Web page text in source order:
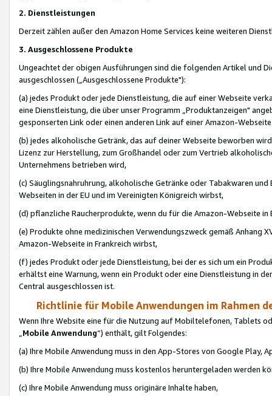
2. Dienstleistungen
Derzeit zählen außer den Amazon Home Services keine weiteren
3. Ausgeschlossene Produkte
Ungeachtet der obigen Ausführungen sind die folgenden Artikel und
ausgeschlossen („Ausgeschlossene Produkte"):
(a) jedes Produkt oder jede Dienstleistung, die auf einer Webseite
eine Dienstleistung, die über unser Programm „Produktanzeigen"
gesponserten Link oder einen anderen Link auf einer Amazon-
(b) jedes alkoholische Getränk, das auf deiner Webseite beworben
Lizenz zur Herstellung, zum Großhandel oder zum Vertrieb
Unternehmens betrieben wird,
(c) Säuglingsnahruhrung, alkoholische Getränke oder Tabakwaren
Webseiten in der EU und im Vereinigten Königreich wirbst,
(d) pflanzliche Raucherprodukte, wenn du für die Amazon-Webseite in
(e) Produkte ohne medizinischen Verwendungszweck gemäß Anhang
Amazon-Webseite in Frankreich wirbst,
(f) jedes Produkt oder jede Dienstleistung, bei der es sich um ein
erhältst eine Warnung, wenn ein Produkt oder eine Dienstleistung in
Central ausgeschlossen ist.
Richtlinie für Mobile Anwendungen im Rahmen
Wenn Ihre Website eine für die Nutzung auf Mobiltelefonen, Tablets
„Mobile Anwendung“) enthält, gilt Folgendes:
(a) Ihre Mobile Anwendung muss in den App-Stores von Google Play,
(b) Ihre Mobile Anwendung muss kostenlos heruntergeladen werden
(c) Ihre Mobile Anwendung muss originäre Inhalte haben,